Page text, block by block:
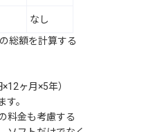
なし
総額を計算する
ヶ月×5年）
。
料金も考慮する